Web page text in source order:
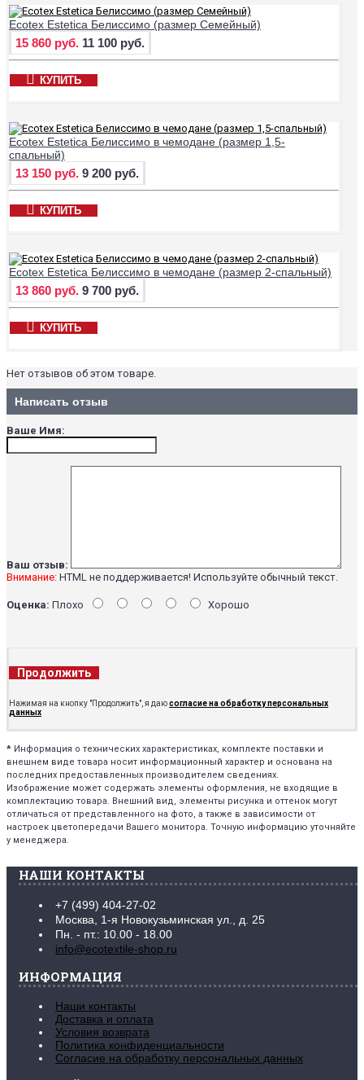
Ecotex Estetica Белиссимо (размер Семейный)
15 860 руб. 11 100 руб.
КУПИТЬ
Ecotex Estetica Белиссимо в чемодане (размер 1,5-
спальный)
13 150 руб. 9 200 руб.
КУПИТЬ
Ecotex Estetica Белиссимо в чемодане (размер 2-спальный)
13 860 руб. 9 700 руб.
КУПИТЬ
Нет отзывов об этом товаре.
Написать отзыв
Ваше Имя:
Ваш отзыв:
Внимание: HTML не поддерживается! Используйте обычный текст.
Оценка: Плохо Хорошо
Продолжить
Нажимая на кнопку "Продолжить", я даюсогласие на обработку персональных
данных
* Информация о технических характеристиках, комплекте поставки и
внешнем виде товара носит информационный характер и основана на
последних предоставленных производителем сведениях.
Изображение может содержать элементы оформления, не входящие в
комплектацию товара. Внешний вид, элементы рисунка и оттенок могут
отличаться от представленного на фото, а также в зависимости от
настроек цветопередачи Вашего монитора. Точную информацию уточняйте
у менеджера.
НАШИ КОНТАКТЫ
+7 (499) 404-27-02
Москва, 1-я Новокузьминская ул., д. 25
Пн. - пт.: 10.00 - 18.00
info@ecotextile-shop.ru
ИНФОРМАЦИЯ
Наши контакты
Доставка и оплата
Условия возврата
Политика конфиденциальности
Согласие на обработку персональных данных